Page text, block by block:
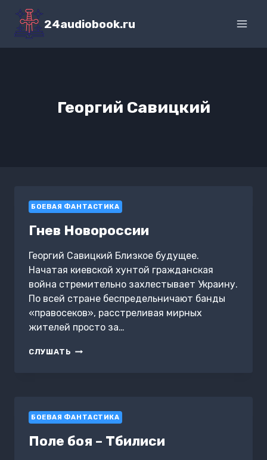
Перейти
содержимому
24audiobook.ru
Георгий Савицкий
БОЕВАЯ ФАНТАСТИКА
Гнев Новороссии
Георгий Савицкий Близкое будущее.
Начатая киевской хунтой гражданская
война стремительно захлестывает Украину.
По всей стране беспредельничают банды
«правосеков», расстреливая мирных
жителей просто за…
СЛУШАТЬ ГНЕВ
БОЕВАЯ ФАНТАСТИКА
Поле боя – Тбилиси